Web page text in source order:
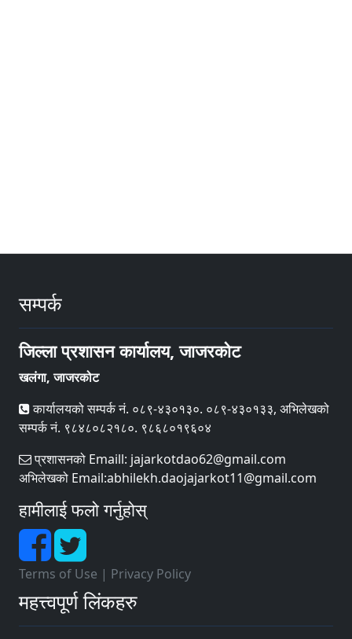
सम्पर्क
जिल्ला प्रशासन कार्यालय, जाजरकोट
खलंगा, जाजरकोट
कार्यालयको सम्पर्क नं. ०८९-४३०१३०. ०८९-४३०१३३, अभिलेखको
सम्पर्क नं. ९८४८०८२१८०. ९८६८०१९६०४
प्रशासनको Emaill: jajarkotdao62@gmail.com
अभिलेखको Email:abhilekh.daojajarkot11@gmail.com
हामीलाई फलो गर्नुहोस्
Terms of Use | Privacy Policy
महत्त्वपूर्ण लिंकहरु